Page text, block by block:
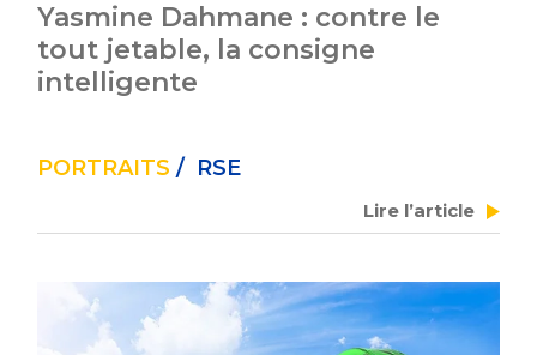
Yasmine Dahmane : contre le
tout jetable, la consigne
intelligente
PORTRAITS / RSE
Lire l’article